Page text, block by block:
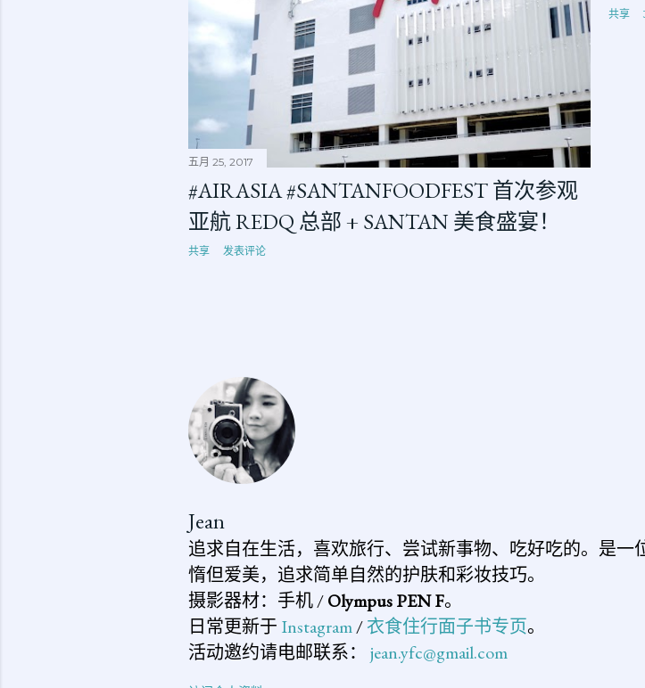
共享
五月 25, 2017
#AIRASIA #SANTANFOODFEST 首次参观
亚航 REDQ 总部 + SANTAN 美食盛宴！
共享 发表评论
Jean
追求自在生活，喜欢旅行、尝试新事物、吃好吃的。是
惰但爱美，追求简单自然的护肤和彩妆技巧。
摄影器材：手机 /Olympus PEN F。
日常更新于 Instagram/衣食住行面子书专页。
活动邀约请电邮联系： jean.yfc@gmail.com